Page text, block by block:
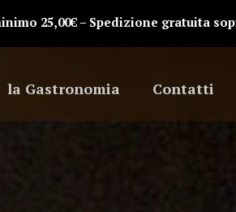
25,00€ – Spedizione gratuita
la Gastronomia Contatti